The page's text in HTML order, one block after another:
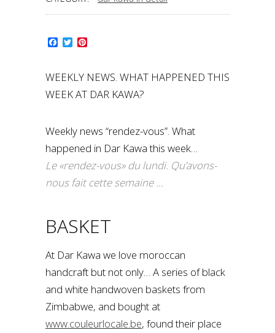
Facebook
Twitter
WEEKLY NEWS. WHAT HAPPENED THIS
WEEK AT DAR KAWA?
Weekly news “rendez-vous”. What
happened in Dar Kawa this week…
Le «rendez-vous» du lundi. Qu’avons-
nous fait cette semaine …
BASKET
​At Dar Kawa we love moroccan
handcraft but not only… A series of black
and white handwoven ​baskets from
Zimbabwe, and bought at
www.couleurlocale.be, found their place